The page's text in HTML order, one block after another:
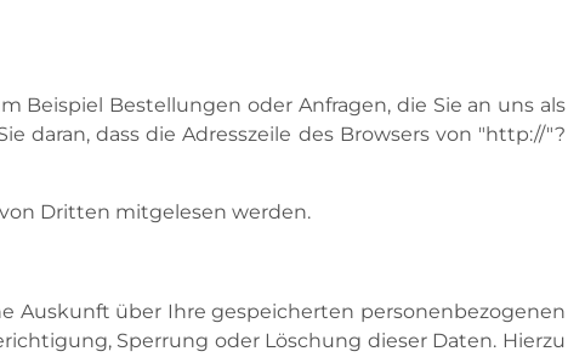
Beispiel Bestellungen oder Anfragen, die Sie an uns als
daran, dass die Adresszeile des Browsers von "http://"?
Dritten mitgelesen werden.
Auskunft über Ihre gespeicherten personenbezogenen
Sperrung oder Löschung dieser Daten. Hierzu